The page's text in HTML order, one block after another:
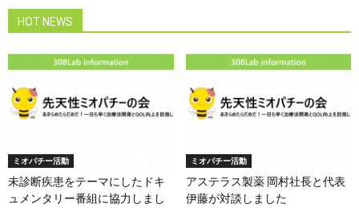
HOT NEWS
ミオパチー活動
未診断疾患をテーマにしたドキ
ュメンタリー番組に協力しまし
ミオパチー活動
アステラス製薬 岡村社長と代表
伊藤が対談しました